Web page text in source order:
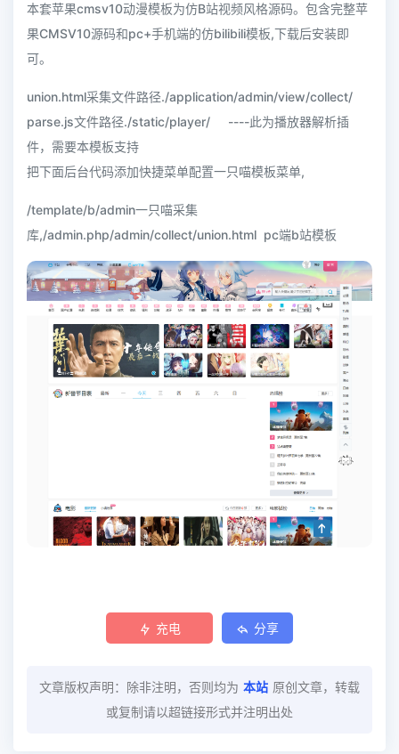
本套苹果cmsv10动漫模板为仿B站视频风格源码。包含完整苹
果CMSV10源码和pc+手机端的仿bilibili模板,下载后安装即
可。
union.html采集文件路径./application/admin/view/collect/
parse.js文件路径./static/player/ ----此为播放器解析插
件，需要本模板支持
把下面后台代码添加快捷菜单配置一只喵模板菜单,
/template/b/admin一只喵采集
库,/admin.php/admin/collect/union.html pc端b站模板
充电 分享
文章版权声明：除非注明，否则均为 本站 原创文章，转载
或复制请以超链接形式并注明出处